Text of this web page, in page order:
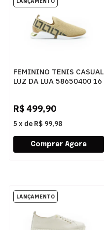
FEMININO TENIS CASUAL
LUZ DA LUA 58650400 16
R$ 499,90
5 x de R$ 99,98